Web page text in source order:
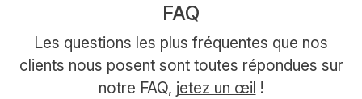
FAQ
Les questions les plus fréquentes que nos
clients nous posent sont toutes répondues sur
notre FAQ, jetez un œil !